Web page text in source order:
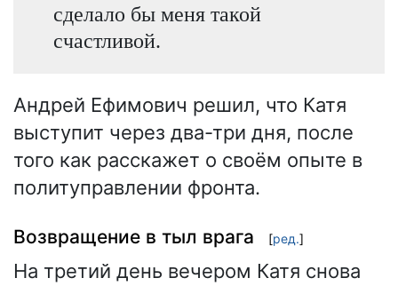
сделало бы меня такой
счастливой.
Андрей Ефимович решил, что Катя
выступит через два-три дня, после
того как расскажет о своём опыте в
политуправлении фронта.
Возвращение в тыл врага [ред.]
На третий день вечером Катя снова